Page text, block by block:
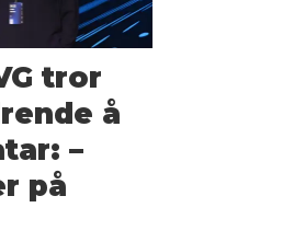
tror
å
–
på